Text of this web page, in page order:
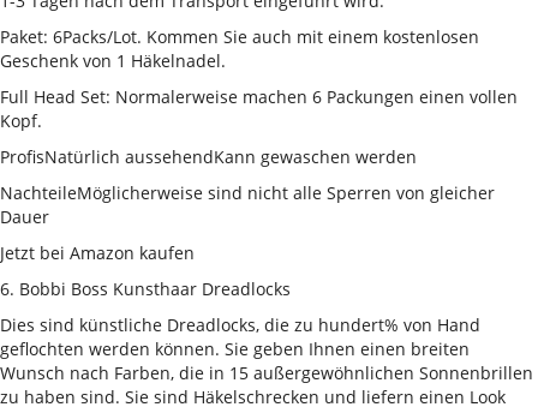
Paket: 6Packs/Lot. Kommen Sie auch mit einem kostenlosen
Geschenk von 1 Häkelnadel.
Full Head Set: Normalerweise machen 6 Packungen einen vollen
Kopf.
ProfisNatürlich aussehendKann gewaschen werden
NachteileMöglicherweise sind nicht alle Sperren von gleicher
Dauer
Jetzt bei Amazon kaufen
6. Bobbi Boss Kunsthaar Dreadlocks
Dies sind künstliche Dreadlocks, die zu hundert% von Hand
geflochten werden können. Sie geben Ihnen einen breiten
Wunsch nach Farben, die in 15 außergewöhnlichen Sonnenbrillen
zu haben sind. Sie sind Häkelschrecken und liefern einen Look